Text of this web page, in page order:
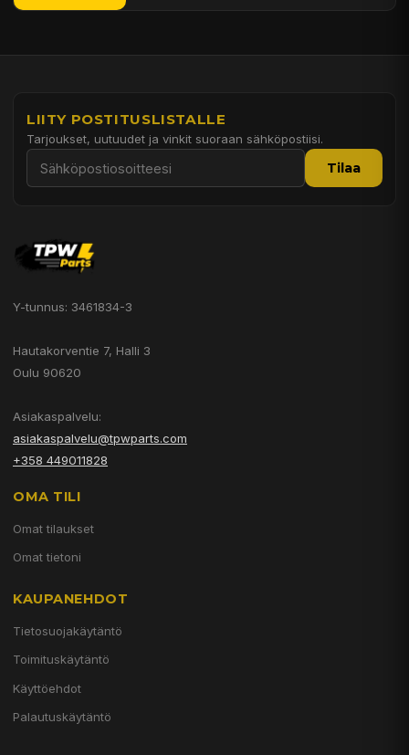
LIITY POSTITUSLISTALLE
Tarjoukset, uutuudet ja vinkit suoraan sähköpostiisi.
Tilaa
Y-tunnus: 3461834-3
Hautakorventie 7, Halli 3
Oulu 90620
Asiakaspalvelu:
asiakaspalvelu@tpwparts.com
+358 449011828
OMA TILI
Omat tilaukset
Omat tietoni
KAUPANEHDOT
Tietosuojakäytäntö
Toimituskäytäntö
Käyttöehdot
Palautuskäytäntö